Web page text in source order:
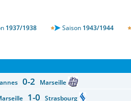
1937/1938 Saison 1943/1944
0-2 Marseille
1-0 Strasbourg